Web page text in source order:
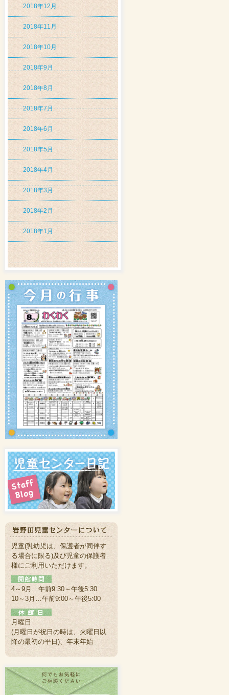
2018年12月
2018年11月
2018年10月
2018年9月
2018年8月
2018年7月
2018年6月
2018年5月
2018年4月
2018年3月
2018年2月
2018年1月
児童(乳幼児は、保護者が同伴す
る場合に限る)及び児童の保護者
様にご利用いただけます。
4～9月…午前9:30～午後5:30
10～3月…午前9:00～午後5:00
月曜日
(月曜日が祝日の時は、火曜日以
降の最初の平日)、年末年始